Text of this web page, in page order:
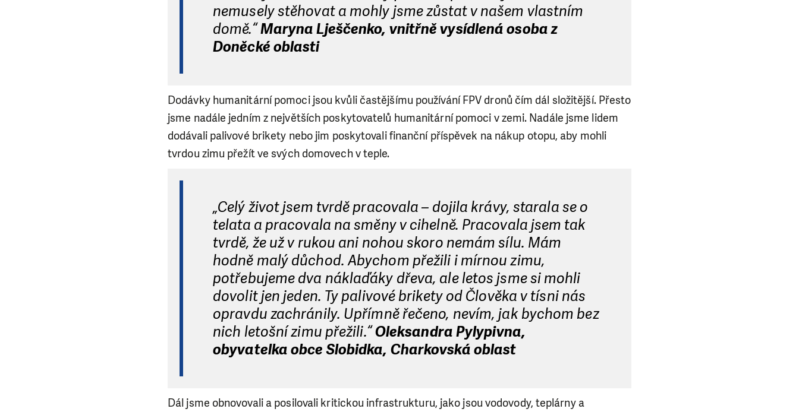
nemusely stěhovat a mohly jsme zůstat v našem vlastním
domě.“Maryna Lješčenko, vnitřně vysídlená osoba z
Doněcké oblasti
Dodávky humanitární pomoci jsou kvůli častějšímu používání FPV dronů čím dál složitější. Přesto
jsme nadále jedním z největších poskytovatelů humanitární pomoci v zemi. Nadále jsme lidem
dodávali palivové brikety nebo jim poskytovali finanční příspěvek na nákup otopu, aby mohli
tvrdou zimu přežít ve svých domovech v teple.
„Celý život jsem tvrdě pracovala – dojila krávy, starala se o
telata a pracovala na směny v cihelně. Pracovala jsem tak
tvrdě, že už v rukou ani nohou skoro nemám sílu. Mám
hodně malý důchod. Abychom přežili i mírnou zimu,
potřebujeme dva náklaďáky dřeva, ale letos jsme si mohli
dovolit jen jeden. Ty palivové brikety od Člověka v tísni nás
opravdu zachránily. Upřímně řečeno, nevím, jak bychom bez
nich letošní zimu přežili.“Oleksandra Pylypivna,
obyvatelka obce Slobidka, Charkovská oblast
Dál jsme obnovovali a posilovali kritickou infrastrukturu, jako jsou vodovody, teplárny a